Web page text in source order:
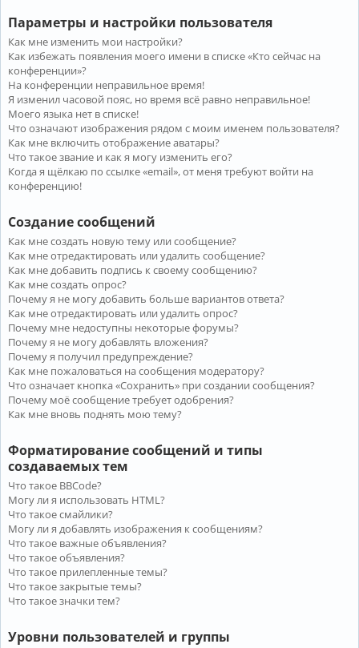
Параметры и настройки пользователя
Как мне изменить мои настройки?
Как избежать появления моего имени в списке «Кто сейчас на
конференции»?
На конференции неправильное время!
Я изменил часовой пояс, но время всё равно неправильное!
Моего языка нет в списке!
Что означают изображения рядом с моим именем пользователя?
Как мне включить отображение аватары?
Что такое звание и как я могу изменить его?
Когда я щёлкаю по ссылке «email», от меня требуют войти на
конференцию!
Создание сообщений
Как мне создать новую тему или сообщение?
Как мне отредактировать или удалить сообщение?
Как мне добавить подпись к своему сообщению?
Как мне создать опрос?
Почему я не могу добавить больше вариантов ответа?
Как мне отредактировать или удалить опрос?
Почему мне недоступны некоторые форумы?
Почему я не могу добавлять вложения?
Почему я получил предупреждение?
Как мне пожаловаться на сообщения модератору?
Что означает кнопка «Сохранить» при создании сообщения?
Почему моё сообщение требует одобрения?
Как мне вновь поднять мою тему?
Форматирование сообщений и типы
создаваемых тем
Что такое BBCode?
Могу ли я использовать HTML?
Что такое смайлики?
Могу ли я добавлять изображения к сообщениям?
Что такое важные объявления?
Что такое объявления?
Что такое прилепленные темы?
Что такое закрытые темы?
Что такое значки тем?
Уровни пользователей и группы